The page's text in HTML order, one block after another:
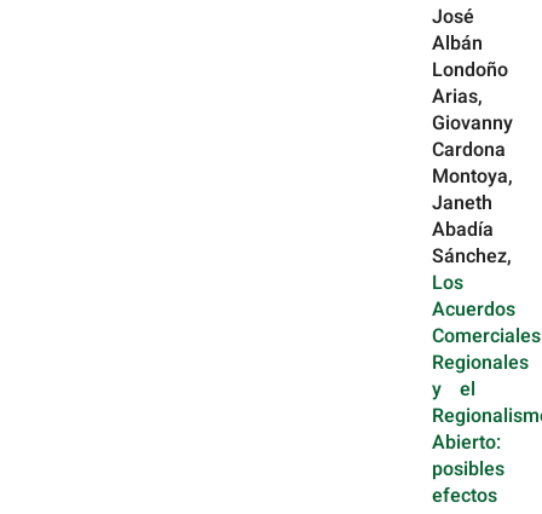
José
Albán
Londoño
Arias,
Giovanny
Cardona
Montoya,
Janeth
Abadía
Sánchez,
Los
Acuerdos
Comerciales
Regionales
y el
Abierto:
posibles
efectos